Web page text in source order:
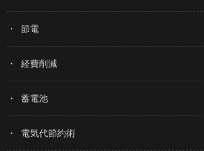
節電
経費削減
蓄電池
電気代節約術